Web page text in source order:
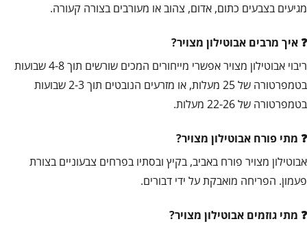
מגיעים בצבעים כתום, אדום, צהוב או מעורבים בצורה קעורה.
איך מרבים אבוטילון מצויר?
ריבוי אבוטילון מצויר אפשרי מייחורים המכים שורשים תוך 4-8 שבועות
בטמפרטורה של 25 מעלות, או מזרעים הנובטים תוך 2-3 שבועות
בטמפרטורה של 22-26 מעלות.
מתי פורח אבוטילון מצויר?
אבוטילון מצויר פורח באביב, בקיץ ובסתיו בפרחים צבעוניים בצורת
פעמון. הפריחה מואבקת על ידי דבורים.
מתי גוזמים אבוטילון מצויר?